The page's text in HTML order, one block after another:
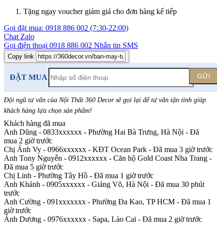
Tặng ngay voucher giảm giá cho đơn hàng kế tiếp
Gọi đặt mua: 0918 886 002 (7:30-22:00)
Chat Zalo
Gọi điện thoại 0918 886 002 Nhắn tin SMS
Copy link
ĐẶT MUA GỬI
Đội ngũ tư vấn của Nội Thất 360 Decor sẽ gọi lại để tư vấn tận tình giúp
khách hàng lựa chọn sản phẩm!
Khách hàng đã mua
Anh Dũng - 0833xxxxxx - Phường Hai Bà Trưng, Hà Nội - Đã
mua 2 giờ trước
Chị Ánh Vy - 0966xxxxxx - KĐT Ocean Park - Đã mua 3 giờ trước
Anh Tony Nguyễn - 0912xxxxxx - Căn hộ Gold Coast Nha Trang -
Đã mua 5 giờ trước
Chị Linh - Phường Tây Hồ - Đã mua 1 giờ trước
Anh Khánh - 0905xxxxxx - Giảng Võ, Hà Nội - Đã mua 30 phút
trước
Anh Cường - 091xxxxxxx - Phường Đa Kao, TP HCM - Đã mua 1
giờ trước
Ánh Dương - 0976xxxxxx - Sapa, Lào Cai - Đã mua 2 giờ trước